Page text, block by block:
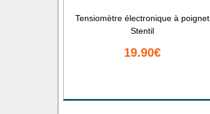
Tensiomètre électronique à poignet
Stentil
19.90€